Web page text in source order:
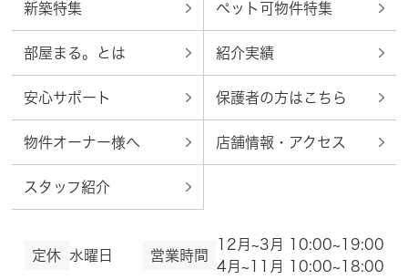
新築特集 ペット可物件特集
部屋まる。とは 紹介実績
安心サポート 保護者の方はこちら
物件オーナー様へ 店舗情報・アクセス
スタッフ紹介
定休 水曜日 営業時間
12月~3月 10:00~19:00
4月~11月 10:00~18:00